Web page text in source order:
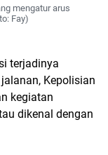
mengatur arus
Fay)
terjadinya
Kepolisian
kegiatan
dikenal dengan